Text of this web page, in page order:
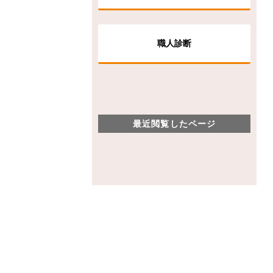
職人診断
最近閲覧したページ